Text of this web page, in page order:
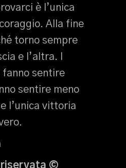
è l’unica
Alla fine
torno sempre
e l’altra. I
sentire
sentire meno
l’unica vittoria
riservata ©